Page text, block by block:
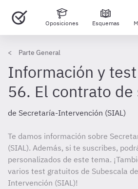
Oposiciones Esquemas
Parte General
Información y
56. El contrato de
de Secretaría-Intervención (SIAL)
Te damos información sobre
(SIAL). Además, si te suscribes,
personalizados de este tema.
varios test gratuitos de Subescala
Intervención (SIAL)!